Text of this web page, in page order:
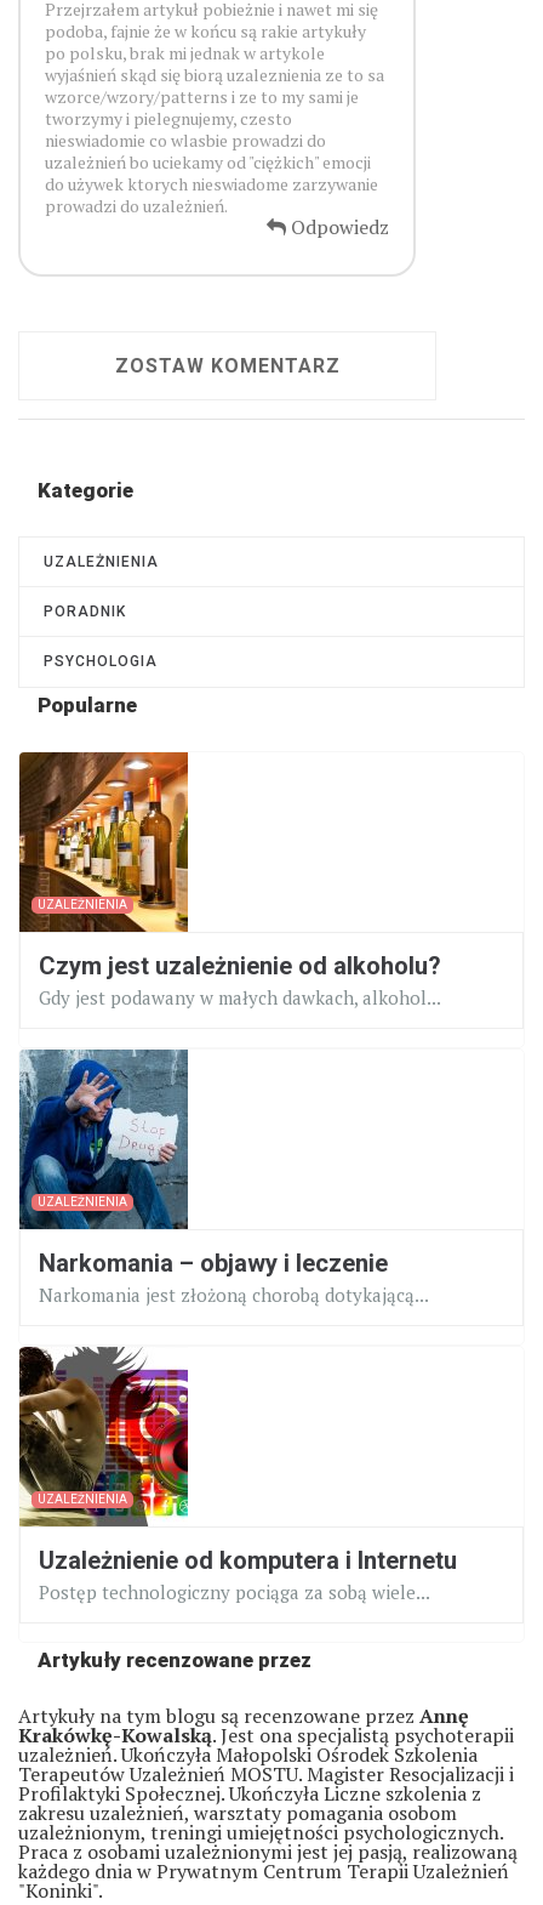
Przejrzałem artykuł pobieżnie i nawet mi się
podoba, fajnie że w końcu są rakie artykuły
po polsku, brak mi jednak w artykole
wyjaśnień skąd się biorą uzaleznienia ze to sa
wzorce/wzory/patterns i ze to my sami je
tworzymy i pielegnujemy, czesto
nieswiadomie co wlasbie prowadzi do
uzależnień bo uciekamy od "ciężkich" emocji
do używek ktorych nieswiadome zarzywanie
prowadzi do uzależnień.
Odpowiedz
ZOSTAW KOMENTARZ
Kategorie
UZALEŻNIENIA
PORADNIK
PSYCHOLOGIA
Popularne
UZALEŻNIENIA
Czym jest uzależnienie od alkoholu?
Gdy jest podawany w małych dawkach, alkohol...
UZALEŻNIENIA
Narkomania – objawy i leczenie
Narkomania jest złożoną chorobą dotykającą...
UZALEŻNIENIA
Uzależnienie od komputera i Internetu
Postęp technologiczny pociąga za sobą wiele...
Artykuły recenzowane przez
Artykuły na tym blogu są recenzowane przez Annę
Krakówkę-Kowalską. Jest ona specjalistą psychoterapii
uzależnień. Ukończyła Małopolski Ośrodek Szkolenia
Terapeutów Uzależnień MOSTU. Magister Resocjalizacji i
Profilaktyki Społecznej. Ukończyła Liczne szkolenia z
zakresu uzależnień, warsztaty pomagania osobom
uzależnionym, treningi umiejętności psychologicznych.
Praca z osobami uzależnionymi jest jej pasją, realizowaną
każdego dnia w Prywatnym Centrum Terapii Uzależnień
"Koninki".